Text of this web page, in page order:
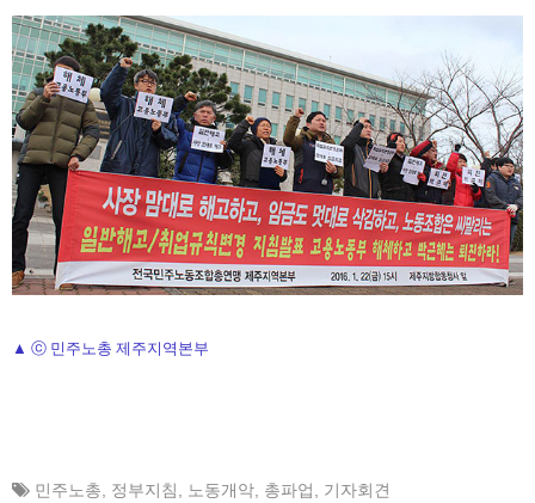
▲ ⓒ 민주노총 제주지역본부
민주노총, 정부지침, 노동개악, 총파업, 기자회견